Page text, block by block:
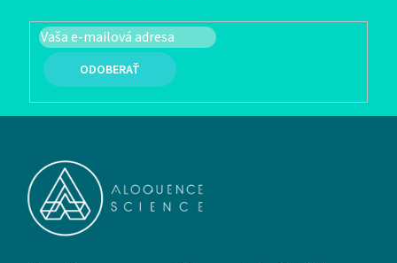
PRIHLÁSIŤ SA